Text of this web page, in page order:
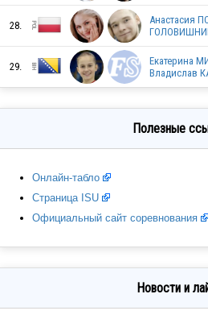
BUL
28.
Анастасия
29.
Екатерина
Владислав
Полезные
Онлайн-табло
Страница ISU
Официальный сайт соревнования
Новости и